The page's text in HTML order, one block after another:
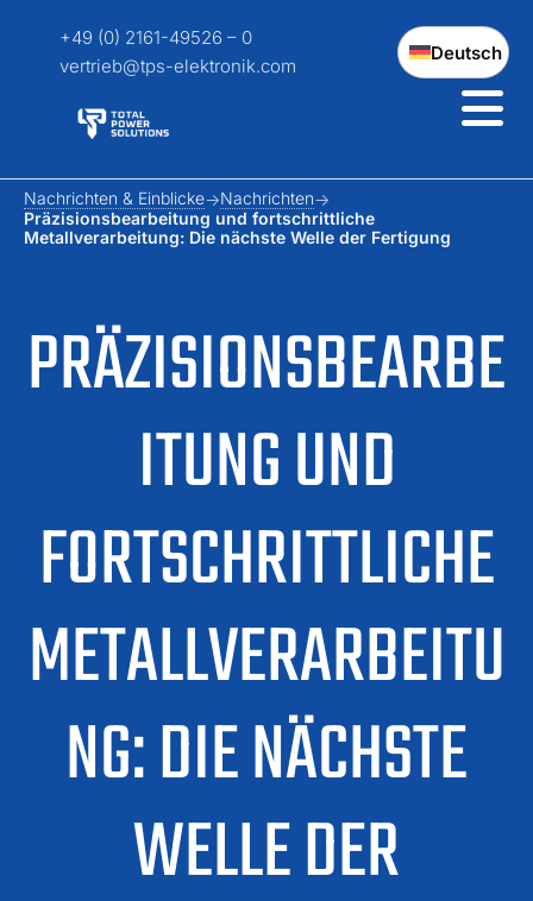
+49 (0) 2161-49526 – 0
vertrieb@tps-elektronik.com
Deutsch
PRÄZISIONSBEARBE
ITUNG UND
FORTSCHRITTLICHE
METALLVERARBEITU
NG: DIE NÄCHSTE
WELLE DER
Nachrichten & Einblicke
Nachrichten
Präzisionsbearbeitung und fortschrittliche
Metallverarbeitung: Die nächste Welle der Fertigung